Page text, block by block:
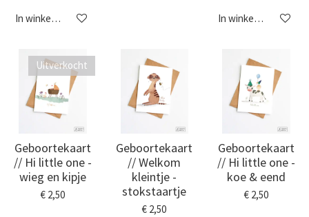
In winkelwagen In winkelwagen
Uitverkocht
Geboortekaart
// Hi little one -
wieg en kipje
€ 2,50
Geboortekaart
// Welkom
kleintje -
stokstaartje
€ 2,50
Geboortekaart
// Hi little one -
koe & eend
€ 2,50